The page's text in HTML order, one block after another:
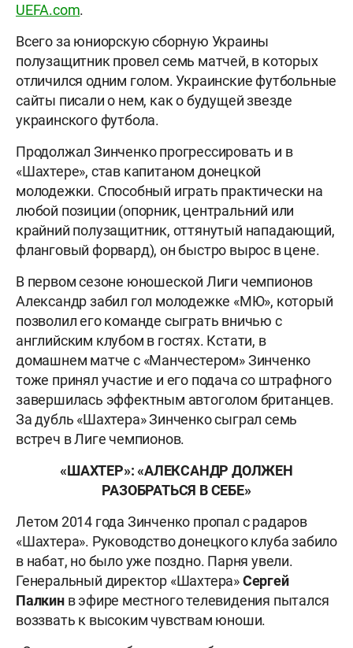
UEFA.com.
Всего за юниорскую сборную Украины
полузащитник провел семь матчей, в которых
отличился одним голом. Украинские футбольные
сайты писали о нем, как о будущей звезде
украинского футбола.
Продолжал Зинченко прогрессировать и в
«Шахтере», став капитаном донецкой
молодежки. Способный играть практически на
любой позиции (опорник, центральний или
крайний полузащитник, оттянутый нападающий,
фланговый форвард), он быстро вырос в цене.
В первом сезоне юношеской Лиги чемпионов
Александр забил гол молодежке «МЮ», который
позволил его команде сыграть вничью с
английским клубом в гостях. Кстати, в
домашнем матче с «Манчестером» Зинченко
тоже принял участие и его подача со штрафного
завершилась эффектным автоголом британцев.
За дубль «Шахтера» Зинченко сыграл семь
встреч в Лиге чемпионов.
«ШАХТЕР»: «АЛЕКСАНДР ДОЛЖЕН
РАЗОБРАТЬСЯ В СЕБЕ»
Летом 2014 года Зинченко пропал с радаров
«Шахтера». Руководство донецкого клуба забило
в набат, но было уже поздно. Парня увели.
Генеральный директор «Шахтера»Сергей
Палкинв эфире местного телевидения пытался
воззвать к высоким чувствам юноши.